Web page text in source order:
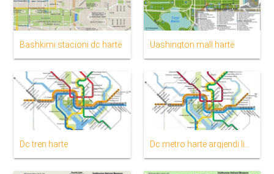
Bashkimi stacioni dc hartë Uashington mall hartë
Dc tren hartë